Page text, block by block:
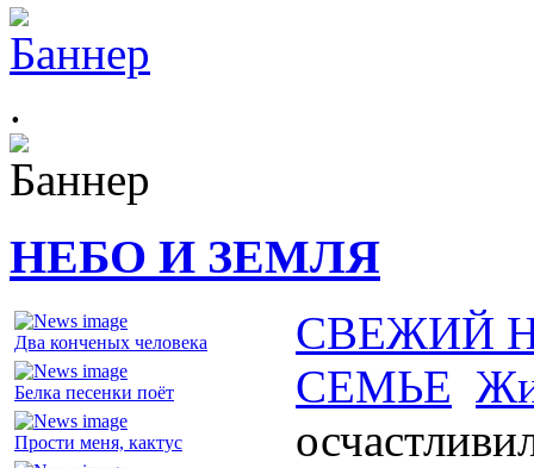
.
НЕБО И ЗЕМЛЯ
Два конченых человека
Белка песенки поёт
Прости меня, кактус
СВЕЖИЙ
СЕМЬЕ